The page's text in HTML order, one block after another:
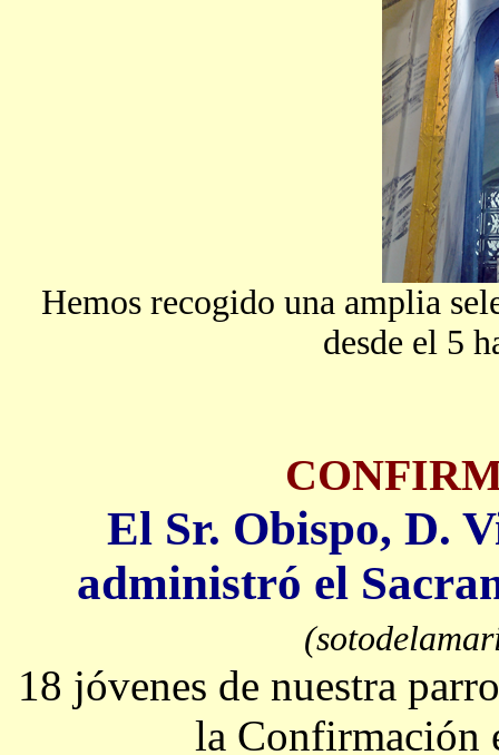
Hemos recogido una amplia
desde el 5
El Sr. Obispo, D.
administró el
18 jóvenes de nuestra
la Confirmación